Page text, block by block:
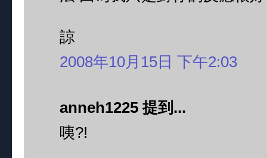
諒
2008年10月15日 下午2:03
anneh1225 提到...
咦?!